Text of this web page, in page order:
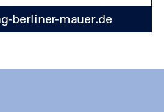
berliner-mauer.de